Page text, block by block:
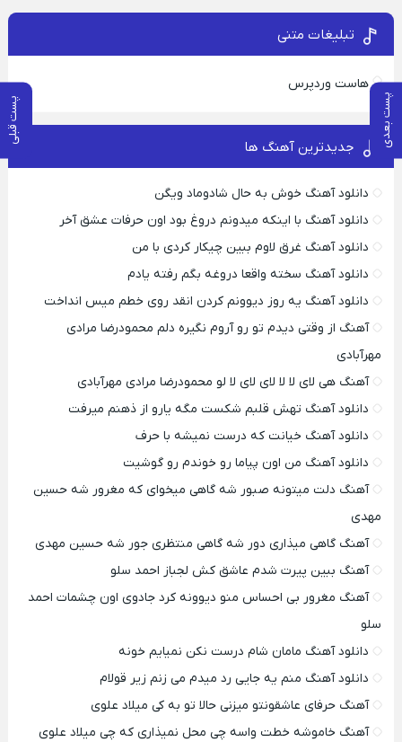
پست بعدی پست قبلی
تبلیغات متنی
هاست وردپرس
جدیدترین آهنگ ها
دانلود آهنگ خوش به حال شادوماد ویگن
دانلود آهنگ با اینکه میدونم دروغ بود اون حرفات عشق آخر
دانلود آهنگ غرق لاوم ببین چیکار کردی با من
دانلود آهنگ سخته واقعا دروغه بگم رفته یادم
دانلود آهنگ یه روز دیوونم کردن انقد روی خطم میس انداخت
آهنگ از وقتی دیدم تو رو آروم نگیره دلم محمودرضا مرادی
مهرآبادی
آهنگ هی لای لا لا لای لای لا لو محمودرضا مرادی مهرآبادی
دانلود آهنگ تهش قلبم شکست مگه یارو از ذهنم میرفت
دانلود آهنگ خیانت که درست نمیشه با حرف
دانلود آهنگ من اون پیاما رو خوندم رو گوشیت
آهنگ دلت میتونه صبور شه گاهی میخوای که مغرور شه حسین
مهدی
آهنگ گاهی میذاری دور شه گاهی منتظری جور شه حسین مهدی
آهنگ ببین پیرت شدم عاشق کش لجباز احمد سلو
آهنگ مغرور بی احساس منو دیوونه کرد جادوی اون چشمات احمد
سلو
دانلود آهنگ مامان شام درست نکن نمیایم خونه
دانلود آهنگ منم یه جایی رد میدم می زنم زیر قولام
آهنگ حرفای عاشقونتو میزنی حالا تو به کی میلاد علوی
آهنگ خاموشه خطت واسه چی محل نمیذاری که چی میلاد علوی